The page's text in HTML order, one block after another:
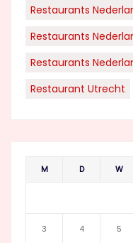
Restaurants
Restaurants
Restaurants
Restaurant Utrecht
M D W
3 4 5